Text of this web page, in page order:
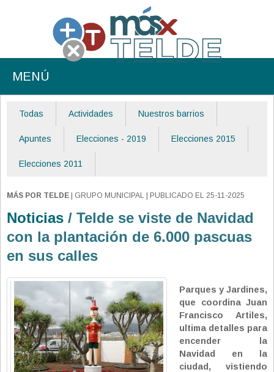
MENÚ
Todas Actividades Nuestros barrios
Apuntes Elecciones - 2019 Elecciones 2015
Elecciones 2011
MÁS POR TELDE | GRUPO MUNICIPAL | PUBLICADO EL 25-11-2025
Noticias / Telde se viste de Navidad
con la plantación de 6.000 pascuas
en sus calles
Parques y Jardines,
que coordina Juan
Francisco Artiles,
ultima detalles para
encender la
Navidad en la
ciudad, vistiendo